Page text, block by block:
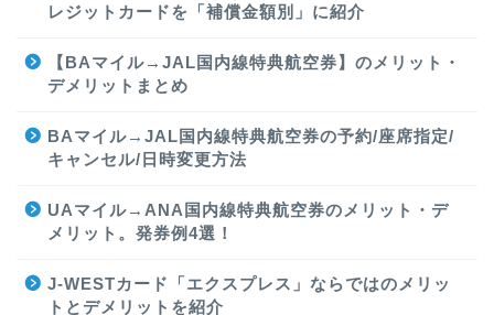
レジットカードを「補償金額別」に紹介
【BAマイル→JAL国内線特典航空券】のメリット・
デメリットまとめ
BAマイル→JAL国内線特典航空券の予約/座席指定/
キャンセル/日時変更方法
UAマイル→ANA国内線特典航空券のメリット・デ
メリット。発券例4選！
J-WESTカード「エクスプレス」ならではのメリッ
トとデメリットを紹介